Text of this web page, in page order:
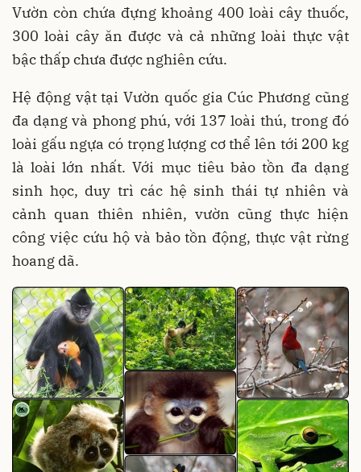
Vườn còn chứa đựng khoảng 400 loài cây thuốc,
300 loài cây ăn được và cả những loài thực vật
bậc thấp chưa được nghiên cứu.
Hệ động vật tại Vườn quốc gia Cúc Phương cũng
đa dạng và phong phú, với 137 loài thú, trong đó
loài gấu ngựa có trọng lượng cơ thể lên tới 200 kg
là loài lớn nhất. Với mục tiêu bảo tồn đa dạng
sinh học, duy trì các hệ sinh thái tự nhiên và
cảnh quan thiên nhiên, vườn cũng thực hiện
công việc cứu hộ và bảo tồn động, thực vật rừng
hoang dã.